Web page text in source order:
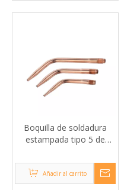
Boquilla de soldadura
estampada tipo 5 de
Añadir al carrito